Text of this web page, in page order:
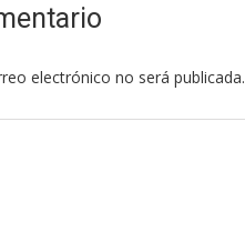
electrónico no será publicada.